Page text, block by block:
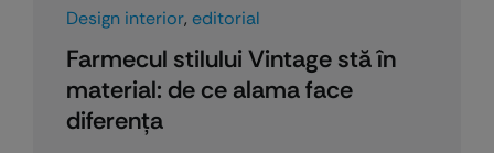
Design interior, editorial
Farmecul stilului Vintage stă în
material: de ce alama face
diferența